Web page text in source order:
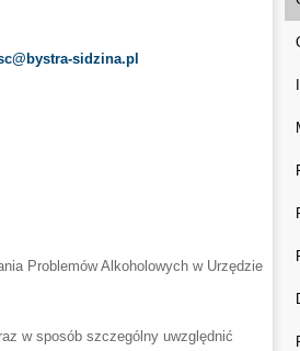
sidzina.pl
Problemów Alkoholowych w Urzędzie
w sposób szczególny uwzględnić